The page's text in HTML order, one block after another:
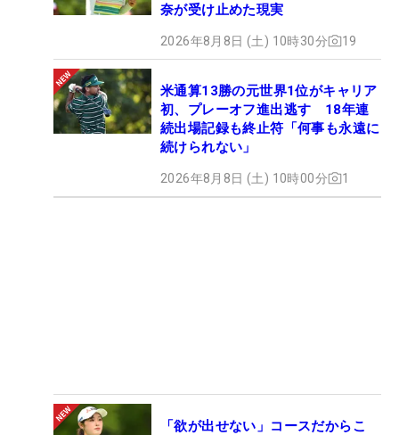
持病と向き合いながら臨むシーズン。今季メジャー
初戦は「楽しみ。新しく帰ってきた自分がどうなる
のか、楽しみにやりたいと思います」と笑顔を浮か
べた。53歳の奮闘に、目が離せない。（文・高木彩
奈が受け止めた現実
2026年8月8日 (土) 10時30分 19
米通算13勝の元世界1位がキャリア
初、プレーオフ進出逃す 18年連
続出場記録も終止符「何事も永遠に
続けられない」
2026年8月8日 (土) 10時00分 1
「欲が出せない」コースだからこ